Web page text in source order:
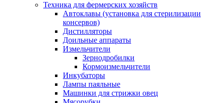
Техника для фермерских хозяйств
Автоклавы (установка для стерилизации
консервов)
Дистилляторы
Доильные аппараты
Измельчители
Зернодробилки
Кормоизмельчители
Инкубаторы
Лампы паяльные
Машинки для стрижки овец